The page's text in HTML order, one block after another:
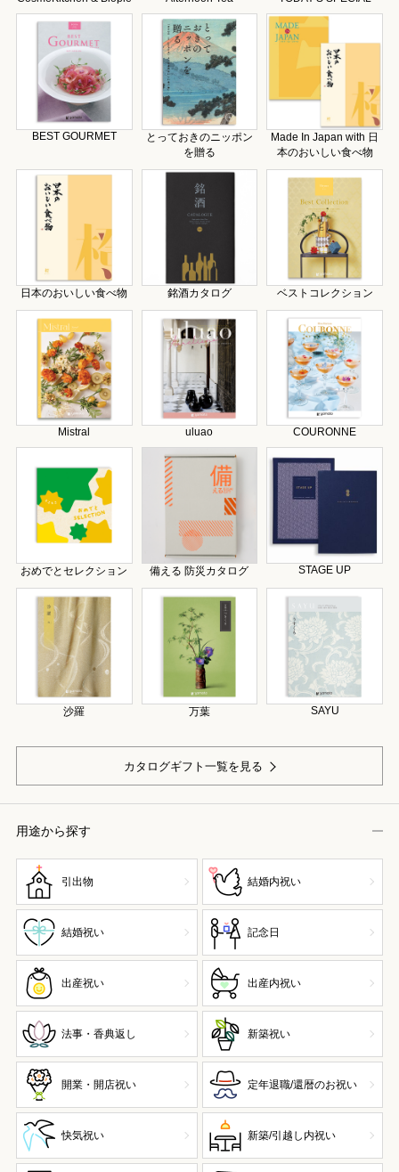
BEST GOURMET
とっておきのニッポン
を贈る
Made In Japan with 日
本のおいしい食べ物
日本のおいしい食べ物 銘酒カタログ ベストコレクション
Mistral uluao COURONNE
おめでとセレクション 備える 防災カタログ STAGE UP
沙羅 万葉 SAYU
カタログギフト一覧を見る
用途から探す
引出物 結婚内祝い
結婚祝い 記念日
出産祝い 出産内祝い
法事・香典返し 新築祝い
開業・開店祝い 定年退職/還暦のお祝い
快気祝い 新築/引越し内祝い